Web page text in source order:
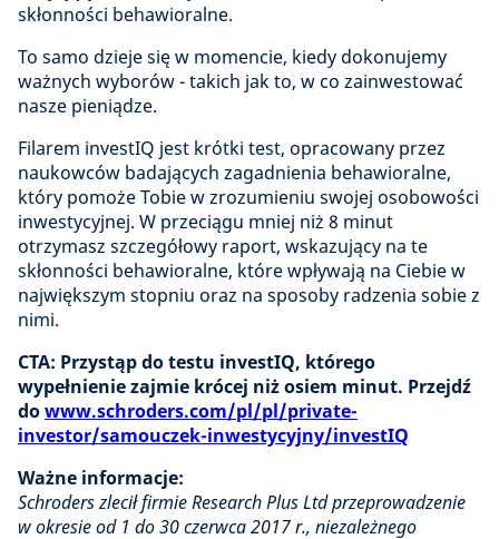
skłonności behawioralne.
To samo dzieje się w momencie, kiedy dokonujemy
ważnych wyborów - takich jak to, w co zainwestować
nasze pieniądze.
Filarem investIQ jest krótki test, opracowany przez
naukowców badających zagadnienia behawioralne,
który pomoże Tobie w zrozumieniu swojej osobowości
inwestycyjnej. W przeciągu mniej niż 8 minut
otrzymasz szczegółowy raport, wskazujący na te
skłonności behawioralne, które wpływają na Ciebie w
największym stopniu oraz na sposoby radzenia sobie z
nimi.
CTA: Przystąp do testu investIQ, którego
wypełnienie zajmie krócej niż osiem minut. Przejdź
dowww.schroders.com/pl/pl/private-
investor/samouczek-inwestycyjny/investIQ
Ważne informacje:
Schroders zlecił firmie Research Plus Ltd przeprowadzenie
w okresie od 1 do 30 czerwca 2017 r., niezależnego